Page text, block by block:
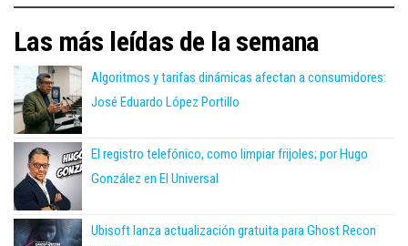
Las más leídas de la semana
Algoritmos y tarifas dinámicas afectan a consumidores:
José Eduardo López Portillo
El registro telefónico, como limpiar frijoles; por Hugo
González en El Universal
Ubisoft lanza actualización gratuita para Ghost Recon